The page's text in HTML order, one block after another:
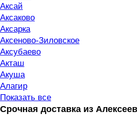
Аксай
Аксаково
Аксарка
Аксеново-Зиловское
Аксубаево
Акташ
Акуша
Алагир
Показать все
Срочная доставка из